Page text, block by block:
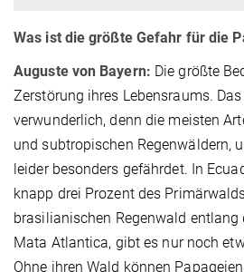
Was ist die größte Gefahr für die
Auguste von Bayern: Die größte
Zerstörung ihres Lebensraums.
verwunderlich, denn die meisten
und subtropischen Regenwäldern,
leider besonders gefährdet. In
knapp drei Prozent des
brasilianischen Regenwald entlang
Mata Atlantica, gibt es nur noch
Ohne ihren Wald können